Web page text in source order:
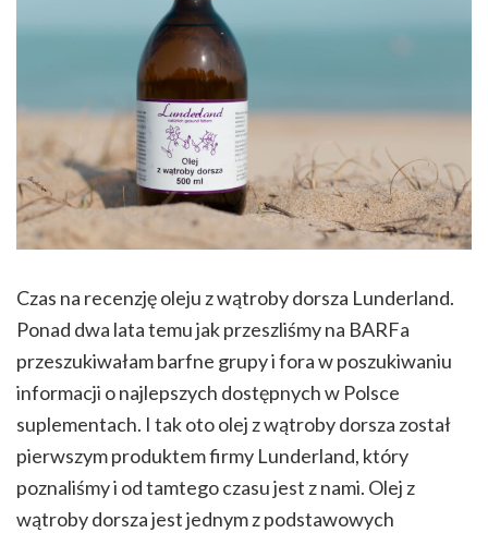
Czas na recenzję oleju z wątroby dorsza Lunderland.
Ponad dwa lata temu jak przeszliśmy na BARFa
przeszukiwałam barfne grupy i fora w poszukiwaniu
informacji o najlepszych dostępnych w Polsce
suplementach. I tak oto olej z wątroby dorsza został
pierwszym produktem firmy Lunderland, który
poznaliśmy i od tamtego czasu jest z nami. Olej z
wątroby dorsza jest jednym z podstawowych